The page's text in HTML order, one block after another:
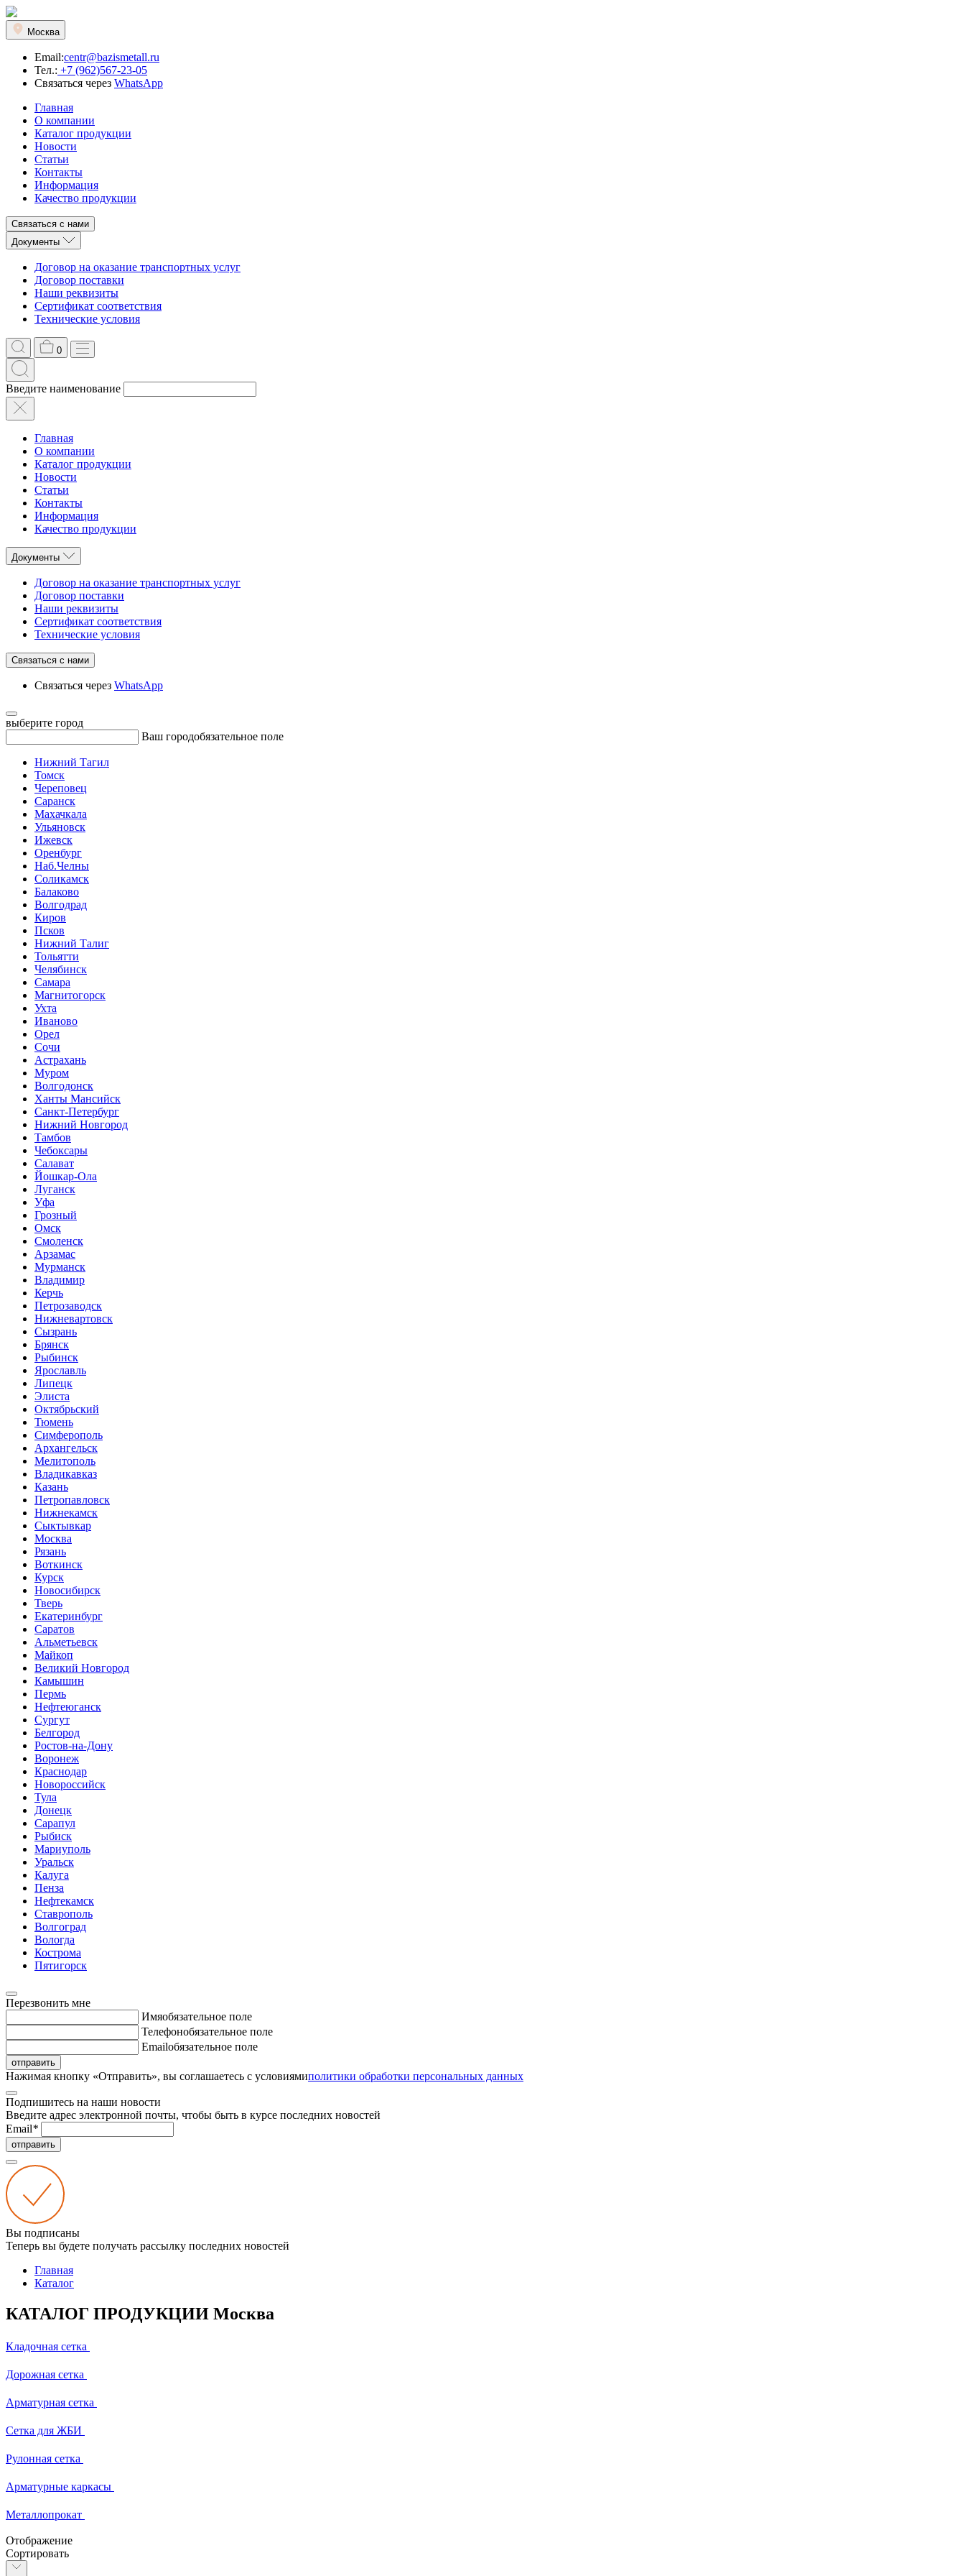
Москва
Email:centr@bazismetall.ru
Тел.: +7 (962)567-23-05
Связаться через WhatsApp
Главная
О компании
Каталог продукции
Новости
Статьи
Контакты
Информация
Качество продукции
Связаться с нами
Документы
Договор на оказание транспортных услуг
Договор поставки
Наши реквизиты
Сертификат соответствия
Технические условия
0
Введите наименование
Главная
О компании
Каталог продукции
Новости
Статьи
Контакты
Информация
Качество продукции
Документы
Договор на оказание транспортных услуг
Договор поставки
Наши реквизиты
Сертификат соответствия
Технические условия
Связаться с нами
Связаться через WhatsApp
выберите город
Ваш городобязательное поле
Нижний Тагил
Томск
Череповец
Саранск
Махачкала
Ульяновск
Ижевск
Оренбург
Наб.Челны
Соликамск
Балаково
Волгодрад
Киров
Псков
Нижний Талиг
Тольятти
Челябинск
Самара
Магнитогорск
Ухта
Иваново
Орел
Сочи
Астрахань
Муром
Волгодонск
Ханты Мансийск
Санкт-Петербург
Нижний Новгород
Тамбов
Чебоксары
Салават
Йошкар-Ола
Луганск
Уфа
Грозный
Омск
Смоленск
Арзамас
Мурманск
Владимир
Керчь
Петрозаводск
Нижневартовск
Сызрань
Брянск
Рыбинск
Ярославль
Липецк
Элиста
Октябрьский
Тюмень
Симферополь
Архангельск
Мелитополь
Владикавказ
Казань
Петропавловск
Нижнекамск
Сыктывкар
Москва
Рязань
Воткинск
Курск
Новосибирск
Тверь
Екатеринбург
Саратов
Альметьевск
Майкоп
Великий Новгород
Камышин
Пермь
Нефтеюганск
Сургут
Белгород
Ростов-на-Дону
Воронеж
Краснодар
Новороссийск
Тула
Донецк
Сарапул
Рыбиск
Мариуполь
Уральск
Калуга
Пенза
Нефтекамск
Ставрополь
Волгоград
Вологда
Кострома
Пятигорск
Перезвонить мне
Имяобязательное поле
Телефонобязательное поле
Emailобязательное поле
отправить
Нажимая кнопку «Отправить», вы соглашаетесь с условиямиполитики обработки персональных данных
Подпишитесь на наши новости
Введите адрес электронной почты, чтобы быть в курсе последних новостей
Email*
отправить
Вы подписаны
Теперь вы будете получать рассылку последних новостей
Главная
Каталог
КАТАЛОГ ПРОДУКЦИИ Москва
Кладочная сетка
Дорожная сетка
Арматурная сетка
Сетка для ЖБИ
Рулонная сетка
Арматурные каркасы
Металлопрокат
Отображение
Сортировать